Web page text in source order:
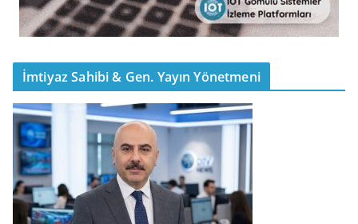
İmtiyaz Sahibi & Gen. Yayın Yönetmeni